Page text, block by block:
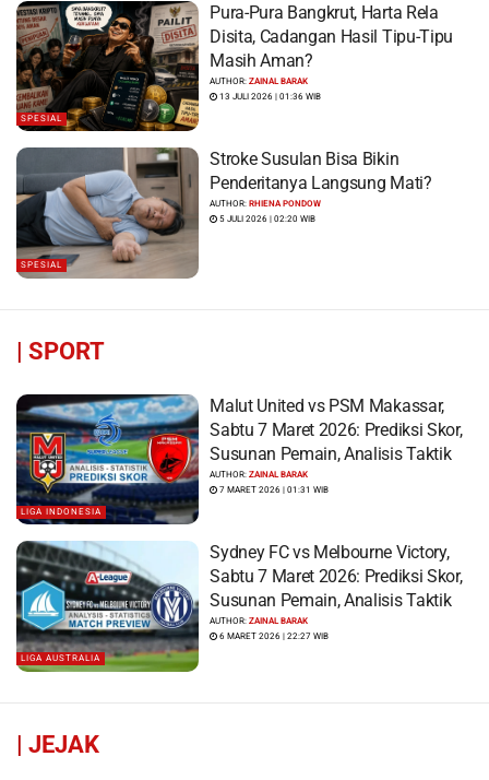
SPESIAL
Pura-Pura Bangkrut, Harta Rela
Disita, Cadangan Hasil Tipu-Tipu
Masih Aman?
AUTHOR:ZAINAL BARAK
13 JULI 2026 | 01:36 WIB
SPESIAL
Stroke Susulan Bisa Bikin
Penderitanya Langsung Mati?
AUTHOR:RHIENA PONDOW
5 JULI 2026 | 02:20 WIB
| SPORT
LIGA INDONESIA
Malut United vs PSM Makassar,
Sabtu 7 Maret 2026: Prediksi Skor,
Susunan Pemain, Analisis Taktik
AUTHOR:ZAINAL BARAK
7 MARET 2026 | 01:31 WIB
LIGA AUSTRALIA
Sydney FC vs Melbourne Victory,
Sabtu 7 Maret 2026: Prediksi Skor,
Susunan Pemain, Analisis Taktik
AUTHOR:ZAINAL BARAK
6 MARET 2026 | 22:27 WIB
| JEJAK